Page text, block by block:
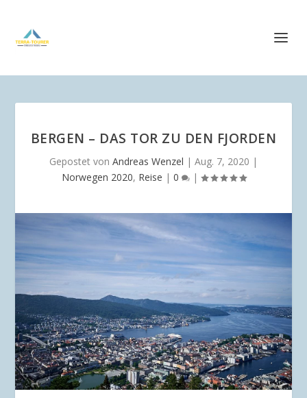
BERGEN – DAS TOR ZU DEN FJORDEN
Gepostet von Andreas Wenzel | Aug. 7, 2020 |
Norwegen 2020, Reise | 0 |